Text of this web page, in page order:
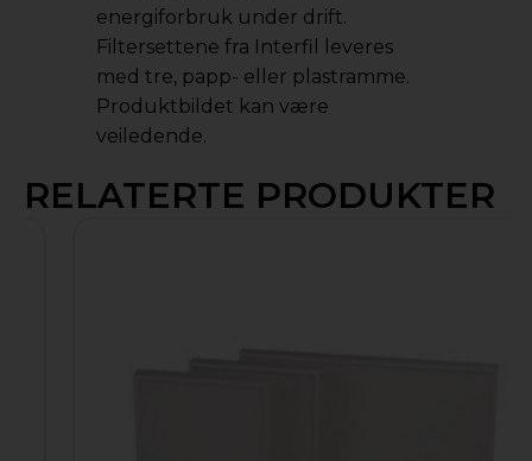
energiforbruk under drift.
Filtersettene fra Interfil leveres
med tre, papp- eller plastramme.
Produktbildet kan være
veiledende.
RELATERTE PRODUKTER